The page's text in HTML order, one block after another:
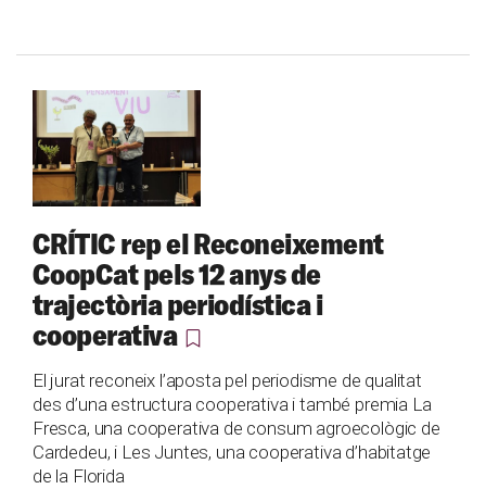
CRÍTIC rep el Reconeixement
CoopCat pels 12 anys de
trajectòria periodística i
cooperativa
El jurat reconeix l’aposta pel periodisme de qualitat
des d’una estructura cooperativa i també premia La
Fresca, una cooperativa de consum agroecològic de
Cardedeu, i Les Juntes, una cooperativa d’habitatge
de la Florida